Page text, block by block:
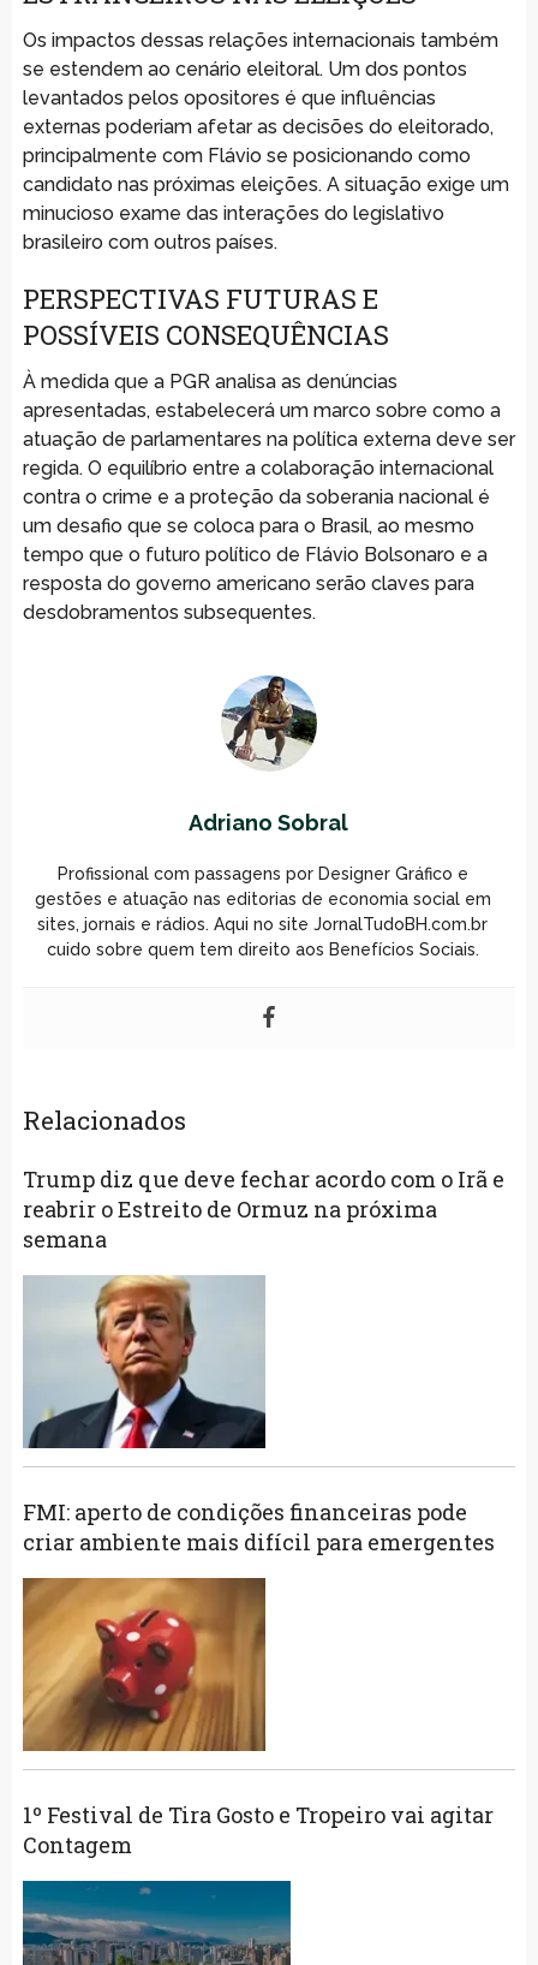
Os impactos dessas relações internacionais também
se estendem ao cenário eleitoral. Um dos pontos
levantados pelos opositores é que influências
externas poderiam afetar as decisões do eleitorado,
principalmente com Flávio se posicionando como
candidato nas próximas eleições. A situação exige um
minucioso exame das interações do legislativo
brasileiro com outros países.
PERSPECTIVAS FUTURAS E
POSSÍVEIS CONSEQUÊNCIAS
À medida que a PGR analisa as denúncias
apresentadas, estabelecerá um marco sobre como a
atuação de parlamentares na política externa deve ser
regida. O equilíbrio entre a colaboração internacional
contra o crime e a proteção da soberania nacional é
um desafio que se coloca para o Brasil, ao mesmo
tempo que o futuro político de Flávio Bolsonaro e a
resposta do governo americano serão claves para
desdobramentos subsequentes.
Adriano Sobral
Profissional com passagens por Designer Gráfico e
gestões e atuação nas editorias de economia social em
sites, jornais e rádios. Aqui no site JornalTudoBH.com.br
cuido sobre quem tem direito aos Benefícios Sociais.
Relacionados
Trump diz que deve fechar acordo com o Irã e
reabrir o Estreito de Ormuz na próxima
semana
FMI: aperto de condições financeiras pode
criar ambiente mais difícil para emergentes
1º Festival de Tira Gosto e Tropeiro vai agitar
Contagem